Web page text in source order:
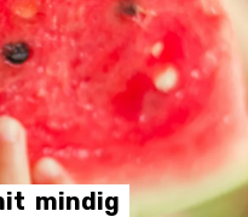
mindig